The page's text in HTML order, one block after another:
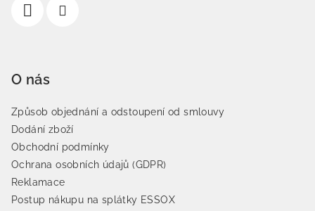
O nás
Způsob objednání a odstoupení od smlouvy
Dodání zboží
Obchodní podmínky
Ochrana osobních údajů (GDPR)
Reklamace
Postup nákupu na splátky ESSOX